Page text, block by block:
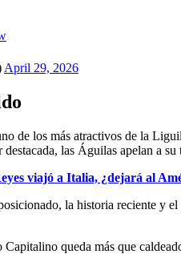
April 29, 2026
de los más atractivos de la
las Águilas apelan a
viajó a Italia, ¿dejará al
la historia reciente y
queda más que